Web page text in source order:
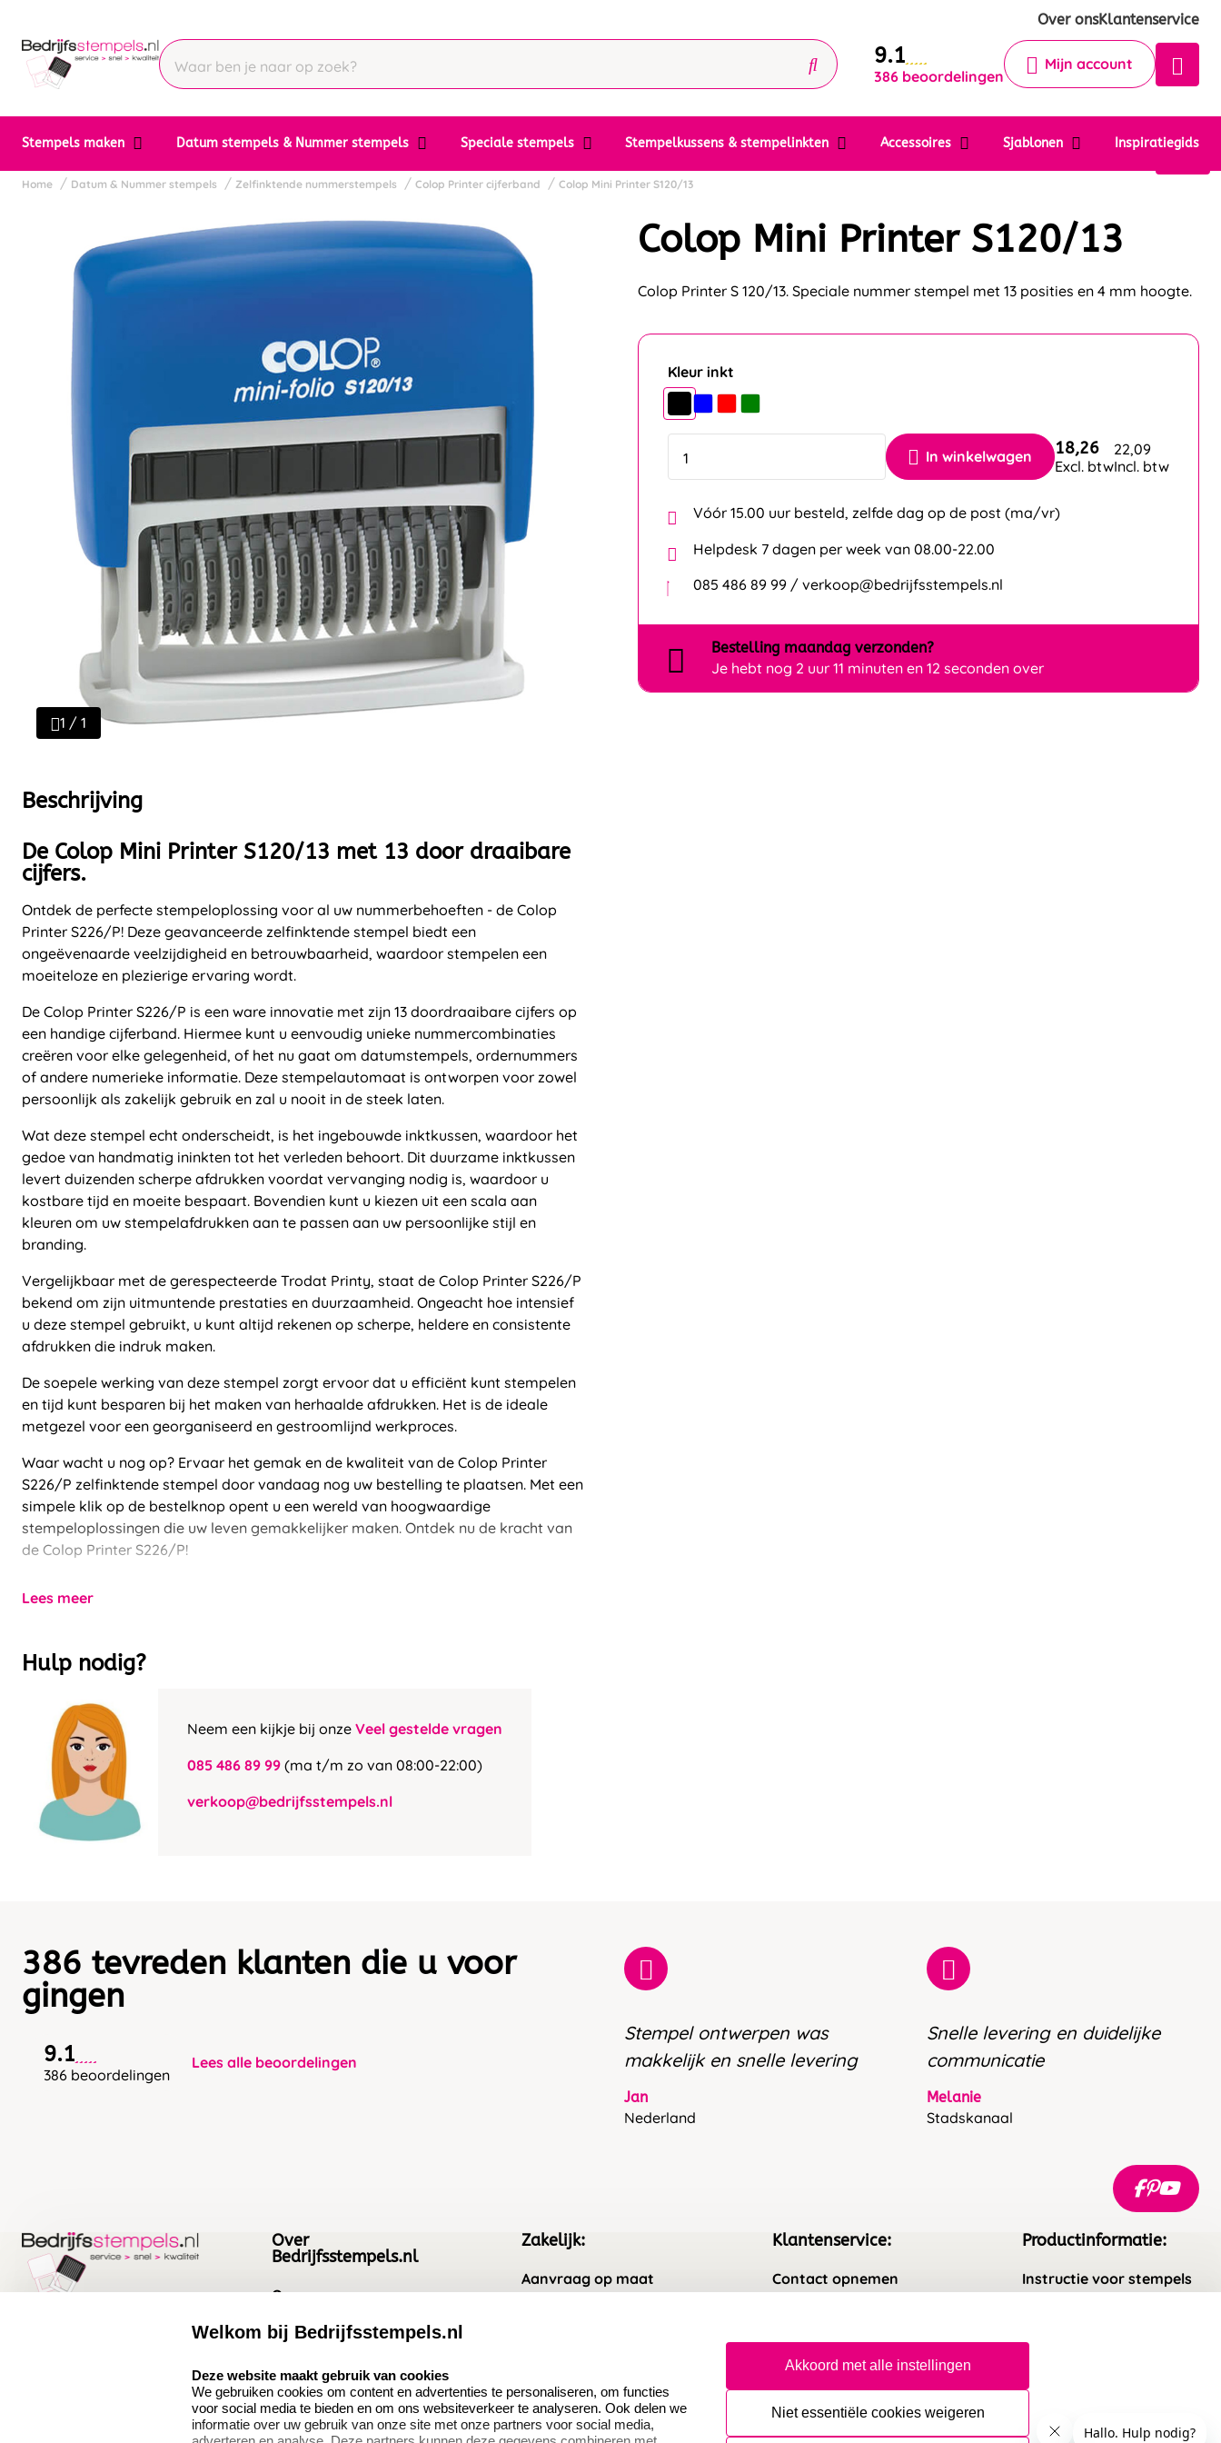
Over onsKlantenservice
9.1
386 beoordelingen
Mijn account
Stempels maken Datum stempels & Nummer stempels Speciale stempels Stempelkussens & stempelinkten Accessoires Sjablonen Inspiratiegids
Krijg een antwoord op uw vraag
Chat 24/7 met onze chatbot voor
Contact
Home Datum & Nummer stempels Zelfinktende nummerstempels Colop Printer cijferband Colop Mini Printer S120/13
1 / 1
Beschrijving
De Colop Mini Printer S120/13 met 13 door draaibare
cijfers.
Ontdek de perfecte stempeloplossing voor al uw nummerbehoeften - de Colop
Printer S226/P! Deze geavanceerde zelfinktende stempel biedt een
ongeëvenaarde veelzijdigheid en betrouwbaarheid, waardoor stempelen een
moeiteloze en plezierige ervaring wordt.
De Colop Printer S226/P is een ware innovatie met zijn 13 doordraaibare cijfers op
een handige cijferband. Hiermee kunt u eenvoudig unieke nummercombinaties
creëren voor elke gelegenheid, of het nu gaat om datumstempels, ordernummers
of andere numerieke informatie. Deze stempelautomaat is ontworpen voor zowel
persoonlijk als zakelijk gebruik en zal u nooit in de steek laten.
Wat deze stempel echt onderscheidt, is het ingebouwde inktkussen, waardoor het
gedoe van handmatig ininkten tot het verleden behoort. Dit duurzame inktkussen
levert duizenden scherpe afdrukken voordat vervanging nodig is, waardoor u
kostbare tijd en moeite bespaart. Bovendien kunt u kiezen uit een scala aan
kleuren om uw stempelafdrukken aan te passen aan uw persoonlijke stijl en
branding.
Vergelijkbaar met de gerespecteerde Trodat Printy, staat de Colop Printer S226/P
bekend om zijn uitmuntende prestaties en duurzaamheid. Ongeacht hoe intensief
u deze stempel gebruikt, u kunt altijd rekenen op scherpe, heldere en consistente
afdrukken die indruk maken.
De soepele werking van deze stempel zorgt ervoor dat u efficiënt kunt stempelen
en tijd kunt besparen bij het maken van herhaalde afdrukken. Het is de ideale
metgezel voor een georganiseerd en gestroomlijnd werkproces.
Waar wacht u nog op? Ervaar het gemak en de kwaliteit van de Colop Printer
S226/P zelfinktende stempel door vandaag nog uw bestelling te plaatsen. Met een
simpele klik op de bestelknop opent u een wereld van hoogwaardige
stempeloplossingen die uw leven gemakkelijker maken. Ontdek nu de kracht van
de Colop Printer S226/P!
Lees meer
Hulp nodig?
Neem een kijkje bij onze Veel gestelde vragen
085 486 89 99 (ma t/m zo van 08:00-22:00)
verkoop@bedrijfsstempels.nl
Colop Mini Printer S120/13
Colop Printer S 120/13. Speciale nummer stempel met 13 posities en 4 mm hoogte.
Excl. btw
Vóór 15.00 uur besteld, zelfde dag op de post (ma/vr)
Helpdesk 7 dagen per week van 08.00-22.00
085 486 89 99 / verkoop@bedrijfsstempels.nl
Je hebt nog2 uur 11 minuten en 10 seconden over
386 tevreden klanten die u voor
gingen
9.1
386 beoordelingen
Lees alle beoordelingen
Stempel ontwerpen was
makkelijk en snelle levering
Jan
Nederland
Snelle levering en duidelijke
communicatie
Melanie
Stadskanaal
Over
Bedrijfsstempels.nl
Over ons
Bedrijfsgegevens
Zakelijk:
Aanvraag op maat
Klantenservice:
Contact opnemen
Retourneren
Productinformatie:
Instructie voor stempels
Safety Sheets
Welkom bij Bedrijfsstempels.nl
Deze website maakt gebruik van cookies
We gebruiken cookies om content en advertenties te personaliseren, om functies
voor social media te bieden en om ons websiteverkeer te analyseren. Ook delen we
informatie over uw gebruik van onze site met onze partners voor social media,
Akkoord met alle instellingen
Niet essentiële cookies weigeren